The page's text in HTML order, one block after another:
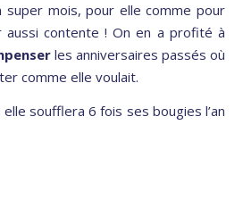
super mois, pour elle comme pour
aussi contente ! On en a profité à
les anniversaires passés où
comme elle voulait.
soufflera 6 fois ses bougies l’an